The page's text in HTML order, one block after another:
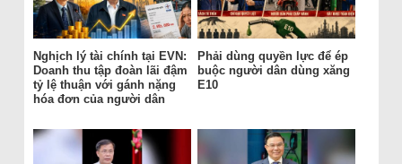
Nghịch lý tài chính tại EVN:
Doanh thu tập đoàn lãi đậm
tỷ lệ thuận với gánh nặng
hóa đơn của người dân
Phải dùng quyền lực để ép
buộc người dân dùng xăng
E10